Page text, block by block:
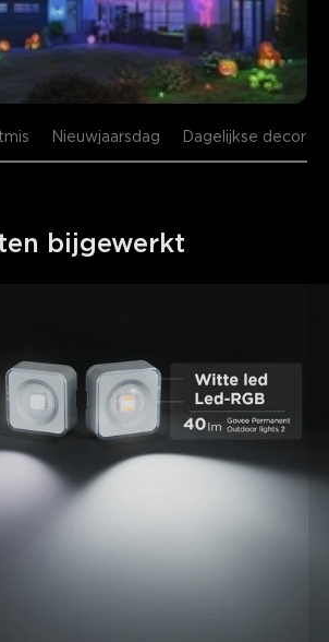
Nieuwjaarsdag Dagelijkse
bijgewerkt